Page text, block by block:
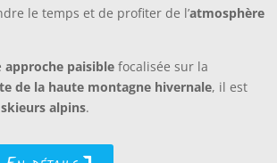
le temps et de profiter de l’atmosphère
approche paisiblefocalisée sur la
de la haute montagne hivernale, il est
alpins.